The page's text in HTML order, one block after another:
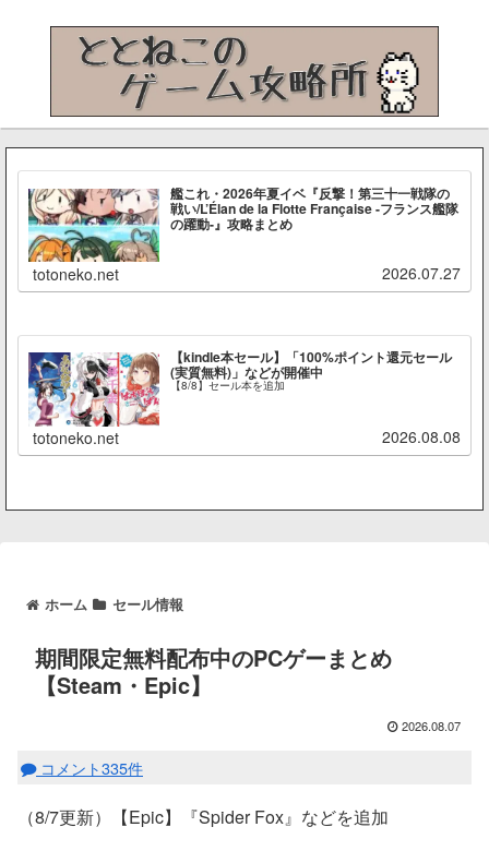
艦これ・2026年夏イベ『反撃！第三十一戦隊の
戦い/L’Élan de la Flotte Française -フランス艦隊
の躍動-』攻略まとめ
totoneko.net 2026.07.27
【kindle本セール】「100%ポイント還元セール
(実質無料)」などが開催中
【8/8】セール本を追加
totoneko.net 2026.08.08
ホーム セール情報
期間限定無料配布中のPCゲーまとめ
【Steam・Epic】
2026.08.07
コメント335件
（8/7更新）【Epic】『Spider Fox』などを追加